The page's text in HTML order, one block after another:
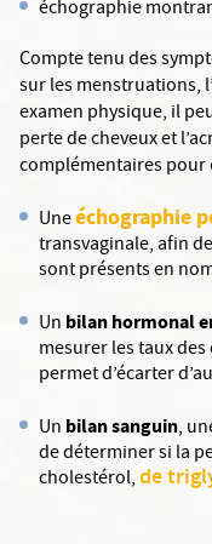
échographie
Compte tenu des
sur les menstruations,
examen physique, il
perte de cheveux et
complémentaires pour
Uneéchographie
transvaginale, afin
sont présents en
Un bilan hormonal
mesurer les taux
permet d’écarter
Un bilan sanguin,
de déterminer si la
cholestérol,de